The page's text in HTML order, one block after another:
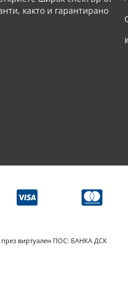
както и гарантирано
през виртуален ПОС: БАНКА ДСК